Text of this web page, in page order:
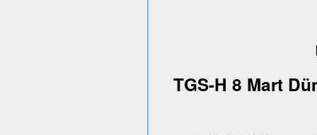
TGS-H 8 Mart